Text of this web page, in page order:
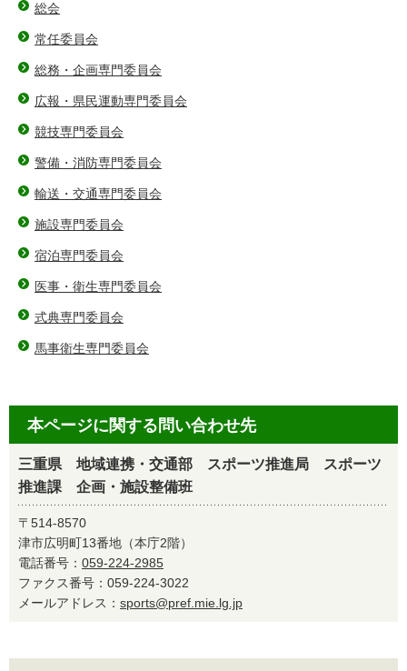
総会
常任委員会
総務・企画専門委員会
広報・県民運動専門委員会
競技専門委員会
警備・消防専門委員会
輸送・交通専門委員会
施設専門委員会
宿泊専門委員会
医事・衛生専門委員会
式典専門委員会
馬事衛生専門委員会
本ページに関する問い合わせ先
三重県 地域連携・交通部 スポーツ推進局 スポーツ
推進課 企画・施設整備班
〒514-8570
津市広明町13番地（本庁2階）
電話番号： 059-224-2985
ファクス番号：059-224-3022
メールアドレス： sports@pref.mie.lg.jp